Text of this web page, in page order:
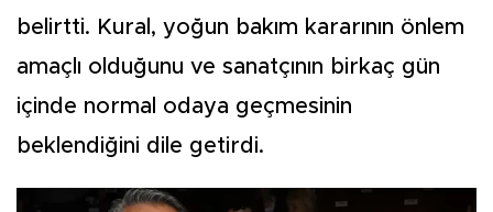
belirtti. Kural, yoğun bakım kararının önlem
amaçlı olduğunu ve sanatçının birkaç gün
içinde normal odaya geçmesinin
beklendiğini dile getirdi.